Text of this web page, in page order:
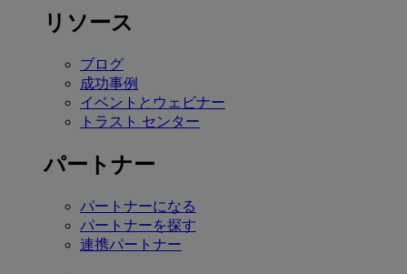
リソース
ブログ
成功事例
イベントとウェビナー
トラスト センター
パートナー
パートナーになる
パートナーを探す
連携パートナー